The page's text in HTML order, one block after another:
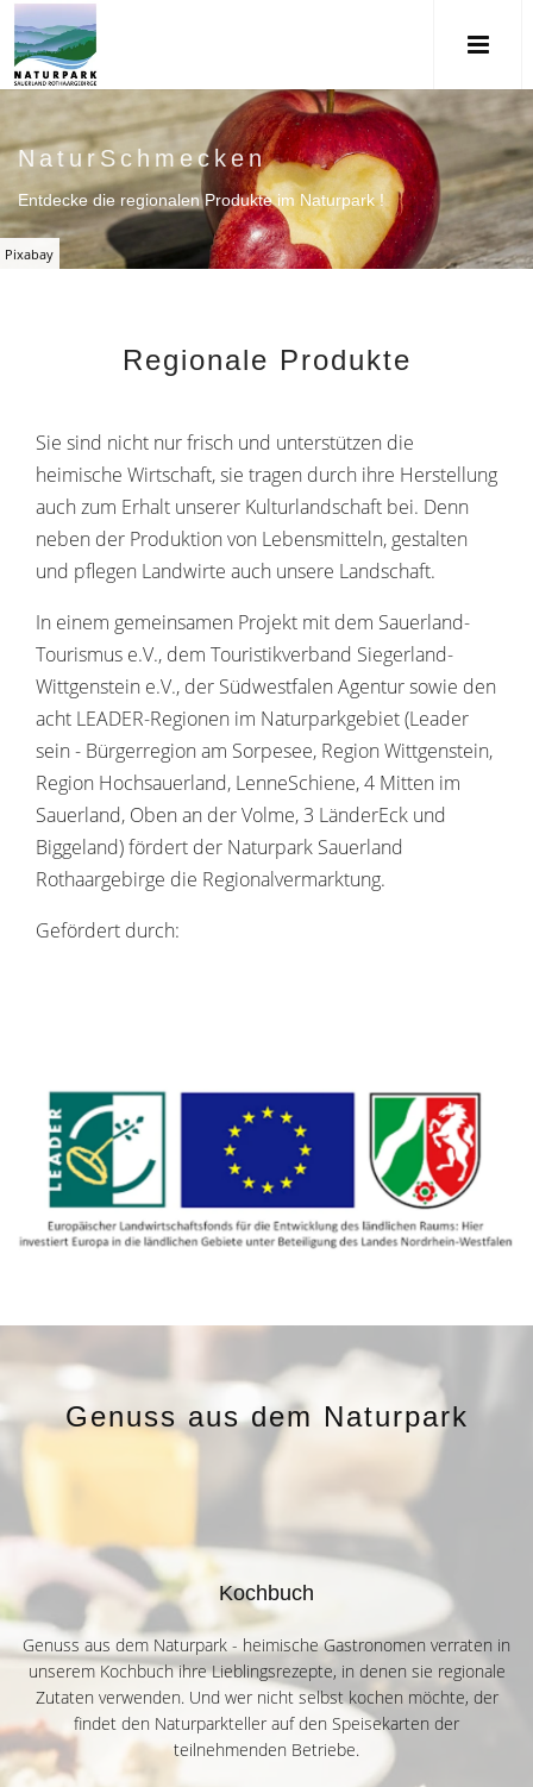
Pixabay
NaturSchmecken
Entdecke die regionalen Produkte im Naturpark !
Regionale Produkte
Sie sind nicht nur frisch und unterstützen die
heimische Wirtschaft, sie tragen durch ihre Herstellung
auch zum Erhalt unserer Kulturlandschaft bei. Denn
neben der Produktion von Lebensmitteln, gestalten
und pflegen Landwirte auch unsere Landschaft.
In einem gemeinsamen Projekt mit dem Sauerland-
Tourismus e.V., dem Touristikverband Siegerland-
Wittgenstein e.V., der Südwestfalen Agentur sowie den
acht LEADER-Regionen im Naturparkgebiet (Leader
sein - Bürgerregion am Sorpesee, Region Wittgenstein,
Region Hochsauerland, LenneSchiene, 4 Mitten im
Sauerland, Oben an der Volme, 3 LänderEck und
Biggeland) fördert der Naturpark Sauerland
Rothaargebirge die Regionalvermarktung.
Gefördert durch:
Genuss aus dem Naturpark
Kochbuch
Genuss aus dem Naturpark - heimische Gastronomen verraten in
unserem Kochbuch ihre Lieblingsrezepte, in denen sie regionale
Zutaten verwenden. Und wer nicht selbst kochen möchte, der
findet den Naturparkteller auf den Speisekarten der
teilnehmenden Betriebe.